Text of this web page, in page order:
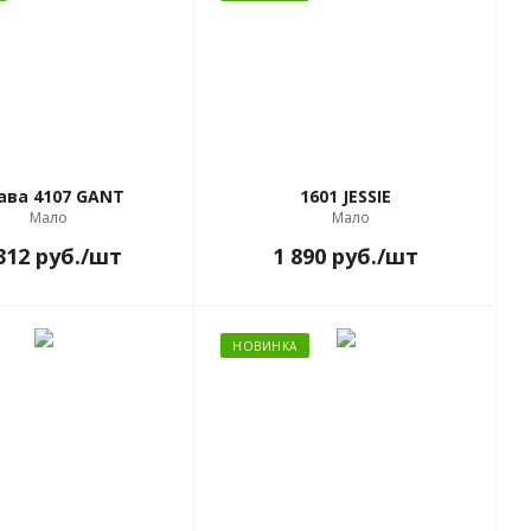
4107 GANT
Мало
руб./шт
1601 JESSIE
Мало
1 890 руб./шт
НОВИНКА